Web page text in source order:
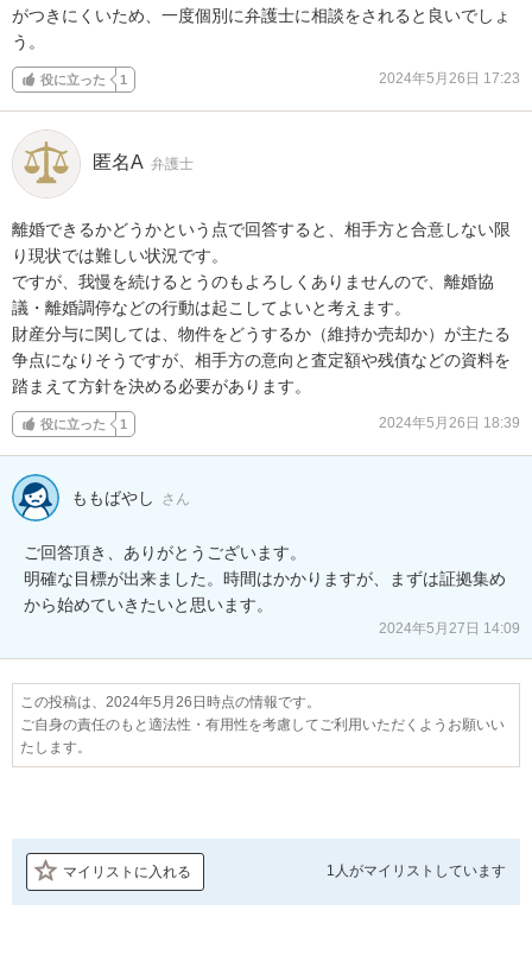
がつきにくいため、一度個別に弁護士に相談をされると良いでしょ
う。
役に立った 1 2024年5月26日 17:23
匿名A 弁護士
離婚できるかどうかという点で回答すると、相手方と合意しない限
り現状では難しい状況です。
ですが、我慢を続けるとうのもよろしくありませんので、離婚協
議・離婚調停などの行動は起こしてよいと考えます。
財産分与に関しては、物件をどうするか（維持か売却か）が主たる
争点になりそうですが、相手方の意向と査定額や残債などの資料を
踏まえて方針を決める必要があります。
役に立った 1 2024年5月26日 18:39
ももばやし さん
ご回答頂き、ありがとうございます。
明確な目標が出来ました。時間はかかりますが、まずは証拠集め
から始めていきたいと思います。
2024年5月27日 14:09
この投稿は、2024年5月26日時点の情報です。
ご自身の責任のもと適法性・有用性を考慮してご利用いただくようお願いい
たします。
マイリストに入れる 1人がマイリストしています